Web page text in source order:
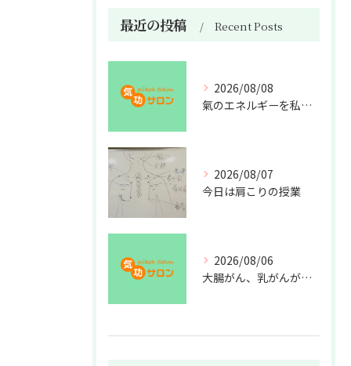
最近の投稿 Recent Posts
2026/08/08
氣のエネルギーを私利私欲のために使うな
2026/08/07
今日は肩こりの授業
2026/08/06
大腸がん、乳がんが増えた理由